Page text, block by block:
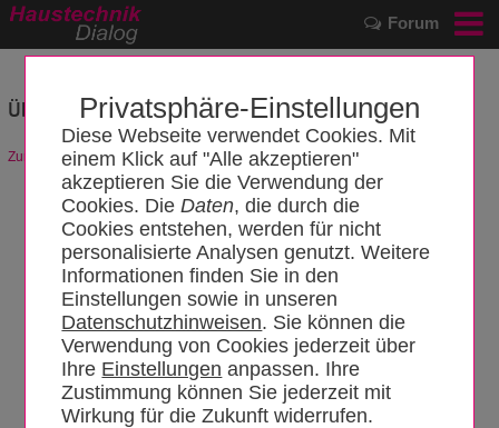
Privatsphäre-Einstellungen
Diese Webseite verwendet Cookies. Mit
einem Klick auf "Alle akzeptieren"
akzeptieren Sie die Verwendung der
Cookies. DieDaten, die durch die
Cookies entstehen, werden für nicht
personalisierte Analysen genutzt. Weitere
Informationen finden Sie in den
Einstellungen sowie in unseren
Datenschutzhinweisen. Sie können die
Verwendung von Cookies jederzeit über
Ihre Einstellungen anpassen. Ihre
Zustimmung können Sie jederzeit mit
Wirkung für die Zukunft widerrufen.
Forum
Überfüllsicherung
Zurück zum Artikel